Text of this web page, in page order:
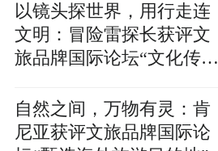
以镜头探世界，用行走连
文明：冒险雷探长获评文
旅品牌国际论坛“文化传播
自然之间，万物有灵：肯
尼亚获评文旅品牌国际论